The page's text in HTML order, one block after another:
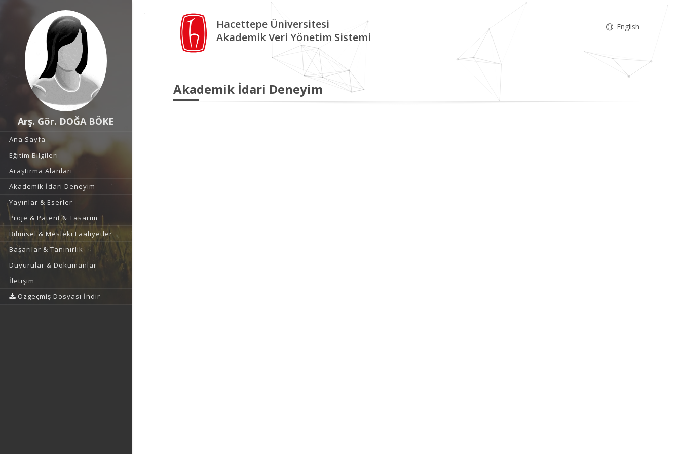
Arş. Gör. DOĞA BÖKE
Ana Sayfa
Eğitim Bilgileri
Araştırma Alanları
Akademik İdari Deneyim
Yayınlar & Eserler
Proje & Patent & Tasarım
Bilimsel & Mesleki Faaliyetler
Başarılar & Tanınırlık
Duyurular & Dokümanlar
İletişim
Özgeçmiş Dosyası İndir
Hacettepe Üniversitesi
Akademik Veri Yönetim Sistemi
English
Akademik İdari Deneyim